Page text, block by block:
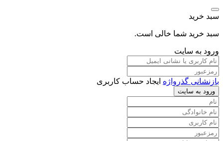
سبد خرید
سبد خرید شما خالی است.
ورود به سایت
بازنشانی گذرواژه ایجاد حساب کاربری
ورود به سایت